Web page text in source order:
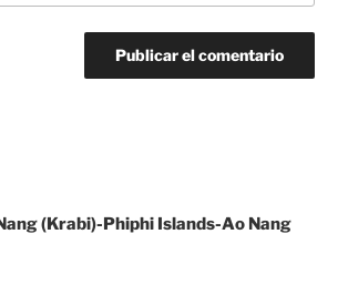
(Krabi)-Phiphi Islands-Ao Nang